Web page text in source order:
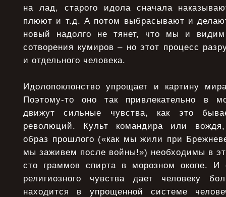
на лад, старого идола сначала
плюют и т.д. А потом выбрасывают и
новый надолго не тянет, что мы и
сотворения кумиров – но этот процесс
и отдельного человека.
Идолопоклонство упрощает и картину
Поэтому-то оно так привлекательно в
движут сильные чувства, как это
революций. Культ командира или
образ прошлого («как мы жили при
мы заживем после войны!») необходимы в
сто граммов спирта в морозном окопе. И
религиозного чувства дает человеку
находится в упрощенной системе